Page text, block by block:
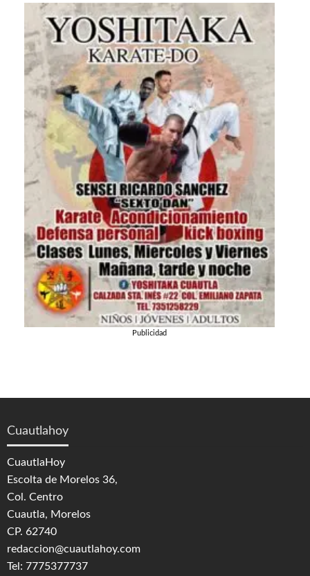
Publicidad
Cuautlahoy
CuautlaHoy
Escolta de Morelos 36,
Col. Centro
Cuautla, Morelos
CP. 62740
redaccion@cuautlahoy.com
Tel: 7775377737